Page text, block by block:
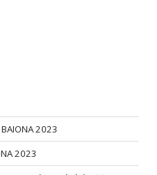
BAIONA 2023
2023